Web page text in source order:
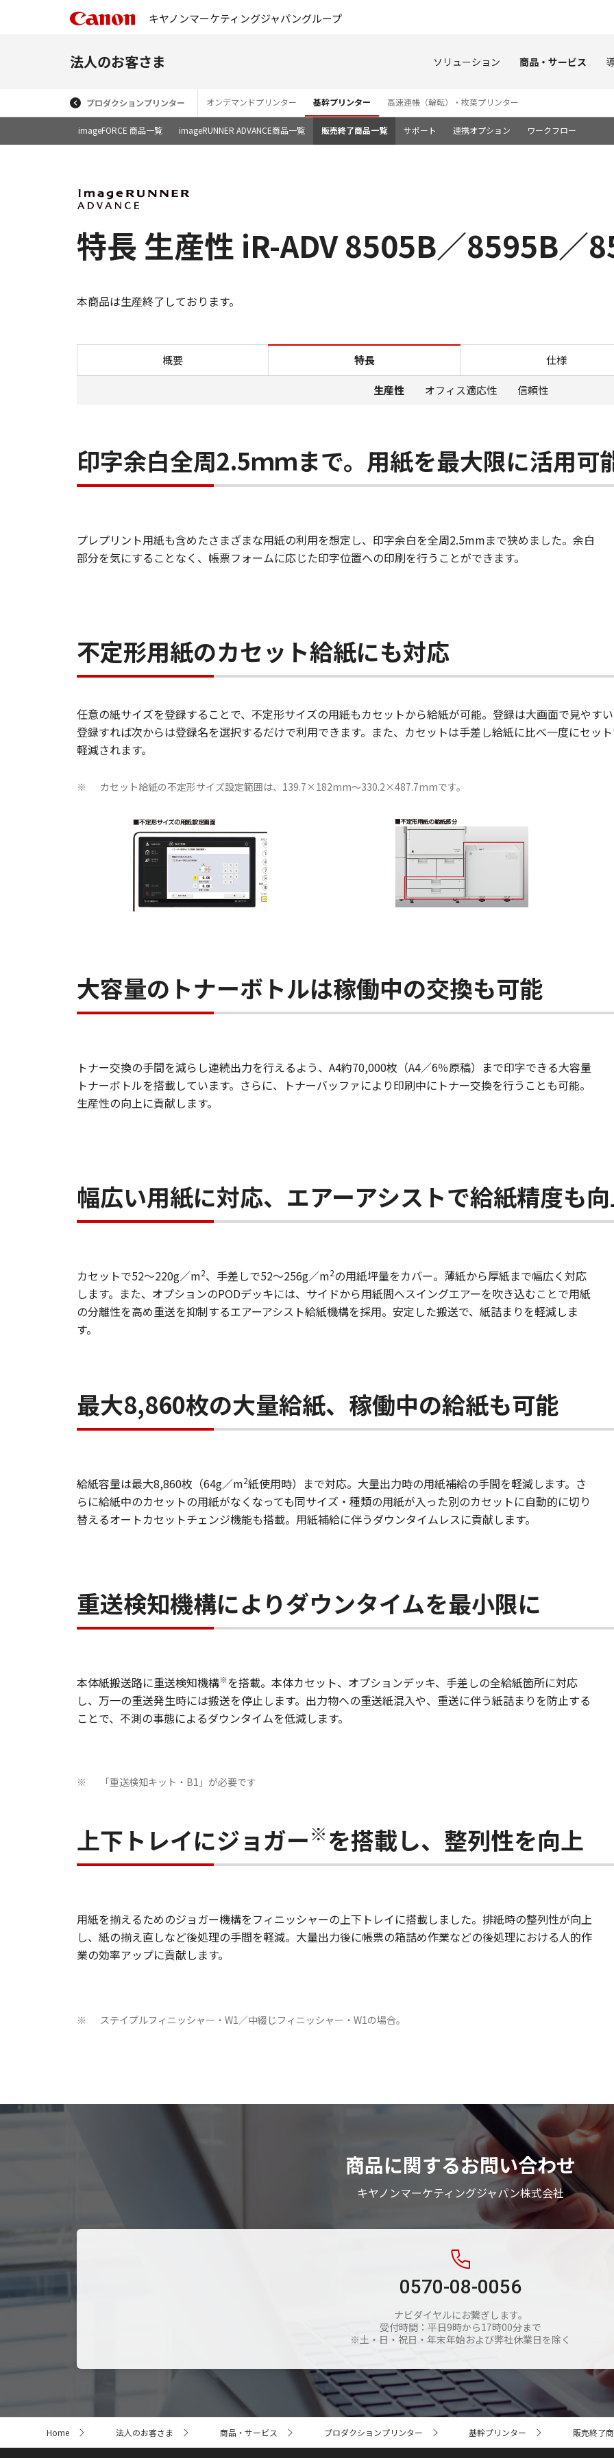
キヤノンマーケティングジャパングループ
法人のお客さま ソリューション 商品・サービス
プロダクションプリンター オンデマンドプリンター 基幹プリンター 高速連帳（輪転）・枚葉プリンター
imageFORCE 商品一覧 imageRUNNER ADVANCE商品一覧 販売終了商品一覧 サポート 連携オプション ワークフロー
特長 生産性 iR-ADV 8505B／8595B／
本商品は生産終了しております。
特長 生産性 iR-ADV 8505B
概要 特長 仕様
生産性 オフィス適応性 信頼性
印字余白全周2.5ｍｍまで。用紙を最大限に活用可
プレプリント用紙も含めたさまざまな用紙の利用を想定し、印字余白を全周2.5mmまで狭めました。余白
部分を気にすることなく、帳票フォームに応じた印字位置への印刷を行うことができます。
不定形用紙のカセット給紙にも対応
任意の紙サイズを登録することで、不定形サイズの用紙もカセットから給紙が可能。登録は大画面で見やす
登録すれば次からは登録名を選択するだけで利用できます。また、カセットは手差し給紙に比べ一度にセッ
軽減されます。
※ カセット給紙の不定形サイズ設定範囲は、139.7×182mm～330.2×487.7mmです。
大容量のトナーボトルは稼働中の交換も可能
トナー交換の手間を減らし連続出力を行えるよう、A4約70,000枚（A4／6％原稿）まで印字できる大容量
トナーボトルを搭載しています。さらに、トナーバッファにより印刷中にトナー交換を行うことも可能。
生産性の向上に貢献します。
幅広い用紙に対応、エアーアシストで給紙精度も
カセットで52～220g／m2、手差しで52～256g／m2の用紙坪量をカバー。薄紙から厚紙まで幅広く対応
します。また、オプションのPODデッキには、サイドから用紙間へスイングエアーを吹き込むことで用紙
の分離性を高め重送を抑制するエアーアシスト給紙機構を採用。安定した搬送で、紙詰まりを軽減しま
す。
最大8,860枚の大量給紙、稼働中の給紙も可能
給紙容量は最大8,860枚（64g／m2紙使用時）まで対応。大量出力時の用紙補給の手間を軽減します。さ
らに給紙中のカセットの用紙がなくなっても同サイズ・種類の用紙が入った別のカセットに自動的に切り
替えるオートカセットチェンジ機能も搭載。用紙補給に伴うダウンタイムレスに貢献します。
重送検知機構によりダウンタイムを最小限に
本体紙搬送路に重送検知機構※を搭載。本体カセット、オプションデッキ、手差しの全給紙箇所に対応
し、万一の重送発生時には搬送を停止します。出力物への重送紙混入や、重送に伴う紙詰まりを防止する
ことで、不測の事態によるダウンタイムを低減します。
※ 「重送検知キット・B1」が必要です
上下トレイにジョガー※を搭載し、整列性を向上
用紙を揃えるためのジョガー機構をフィニッシャーの上下トレイに搭載しました。排紙時の整列性が向上
し、紙の揃え直しなど後処理の手間を軽減。大量出力後に帳票の箱詰め作業などの後処理における人的作
業の効率アップに貢献します。
※ ステイプルフィニッシャー・W1／中綴じフィニッシャー・W1の場合。
商品に関するお問い合わせ
キヤノンマーケティングジャパン株式会社
0570-08-0056
ナビダイヤルにお繋ぎします。
受付時間：平日9時から17時00分まで
※土・日・祝日・年末年始および弊社休業日を除く
ト
Home 法人のお客さま 商品・サービス プロダクションプリンター 基幹プリンター 販売終了